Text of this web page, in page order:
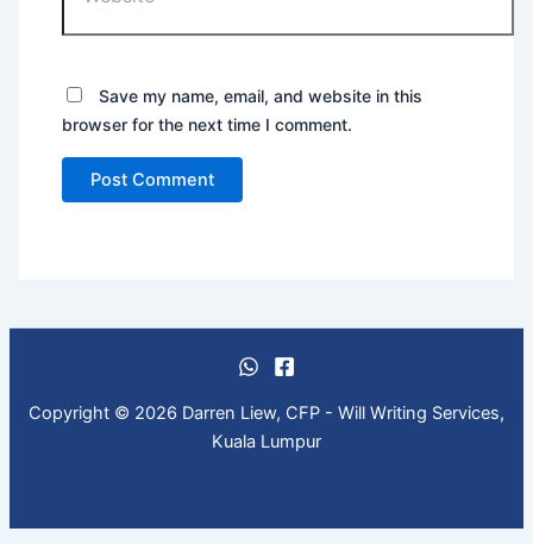
Save my name, email, and website in this
browser for the next time I comment.
Copyright © 2026 Darren Liew, CFP - Will Writing Services,
Kuala Lumpur